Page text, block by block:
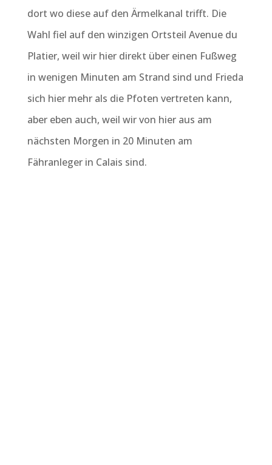
dort wo diese auf den Ärmelkanal trifft. Die
Wahl fiel auf den winzigen Ortsteil Avenue du
Platier, weil wir hier direkt über einen Fußweg
in wenigen Minuten am Strand sind und Frieda
sich hier mehr als die Pfoten vertreten kann,
aber eben auch, weil wir von hier aus am
nächsten Morgen in 20 Minuten am
Fähranleger in Calais sind.